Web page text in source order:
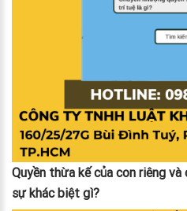
Quyền thừa kế của con riêng
sự khác biệt gì?